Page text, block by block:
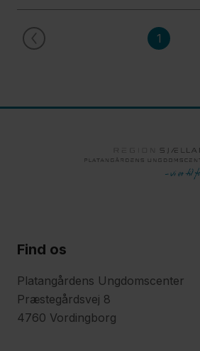
1
Find os
Platangårdens Ungdomscenter
Præstegårdsvej 8
4760 Vordingborg